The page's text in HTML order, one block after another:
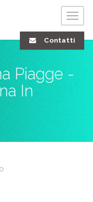
Contatti
Piagge -
In